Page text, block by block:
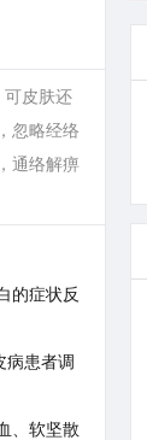
可皮肤还
忽略经络
通络解痹
的症状反
患者调
、软坚散